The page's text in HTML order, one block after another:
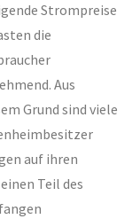
Strompreise
die
Aus
Grund sind viele
auf ihren
Teil des